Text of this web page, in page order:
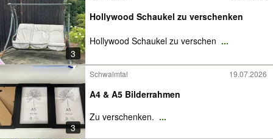
3
Hollywood Schaukel zu verschenken
Hollywood Schaukel zu verschen ...
3
Schwalmtal 19.07.2026
A4 & A5 Bilderrahmen
Zu verschenken. ...